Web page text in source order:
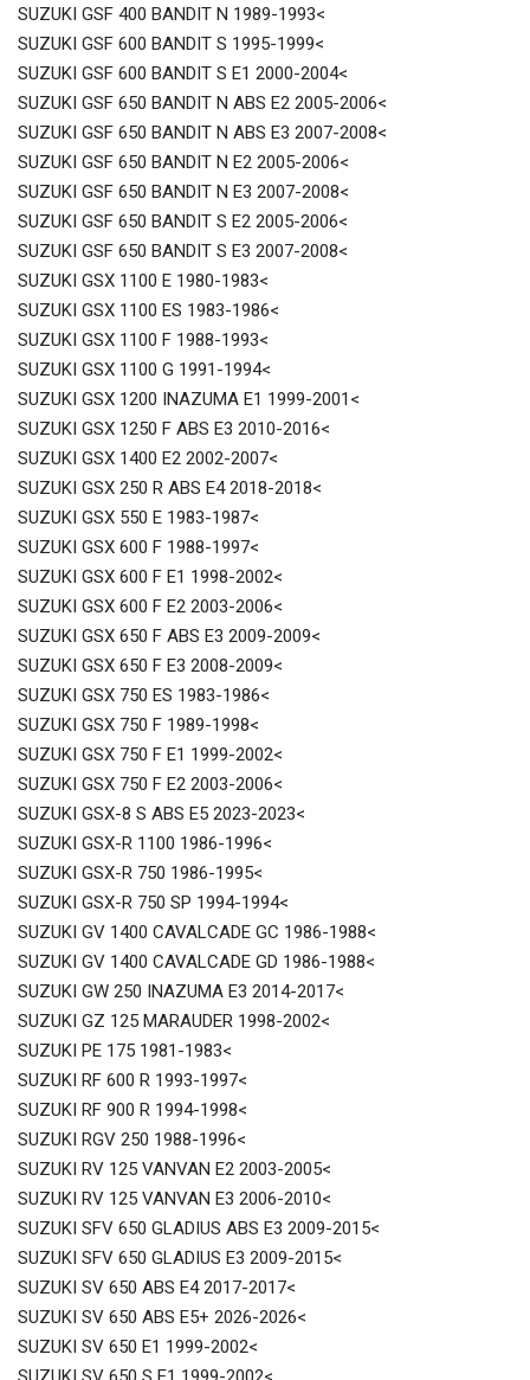
SUZUKI GSF 400 BANDIT N 1989-1993<
SUZUKI GSF 600 BANDIT S 1995-1999<
SUZUKI GSF 600 BANDIT S E1 2000-2004<
SUZUKI GSF 650 BANDIT N ABS E2 2005-2006<
SUZUKI GSF 650 BANDIT N ABS E3 2007-2008<
SUZUKI GSF 650 BANDIT N E2 2005-2006<
SUZUKI GSF 650 BANDIT N E3 2007-2008<
SUZUKI GSF 650 BANDIT S E2 2005-2006<
SUZUKI GSF 650 BANDIT S E3 2007-2008<
SUZUKI GSX 1100 E 1980-1983<
SUZUKI GSX 1100 ES 1983-1986<
SUZUKI GSX 1100 F 1988-1993<
SUZUKI GSX 1100 G 1991-1994<
SUZUKI GSX 1200 INAZUMA E1 1999-2001<
SUZUKI GSX 1250 F ABS E3 2010-2016<
SUZUKI GSX 1400 E2 2002-2007<
SUZUKI GSX 250 R ABS E4 2018-2018<
SUZUKI GSX 550 E 1983-1987<
SUZUKI GSX 600 F 1988-1997<
SUZUKI GSX 600 F E1 1998-2002<
SUZUKI GSX 600 F E2 2003-2006<
SUZUKI GSX 650 F ABS E3 2009-2009<
SUZUKI GSX 650 F E3 2008-2009<
SUZUKI GSX 750 ES 1983-1986<
SUZUKI GSX 750 F 1989-1998<
SUZUKI GSX 750 F E1 1999-2002<
SUZUKI GSX 750 F E2 2003-2006<
SUZUKI GSX-8 S ABS E5 2023-2023<
SUZUKI GSX-R 1100 1986-1996<
SUZUKI GSX-R 750 1986-1995<
SUZUKI GSX-R 750 SP 1994-1994<
SUZUKI GV 1400 CAVALCADE GC 1986-1988<
SUZUKI GV 1400 CAVALCADE GD 1986-1988<
SUZUKI GW 250 INAZUMA E3 2014-2017<
SUZUKI GZ 125 MARAUDER 1998-2002<
SUZUKI PE 175 1981-1983<
SUZUKI RF 600 R 1993-1997<
SUZUKI RF 900 R 1994-1998<
SUZUKI RGV 250 1988-1996<
SUZUKI RV 125 VANVAN E2 2003-2005<
SUZUKI RV 125 VANVAN E3 2006-2010<
SUZUKI SFV 650 GLADIUS ABS E3 2009-2015<
SUZUKI SFV 650 GLADIUS E3 2009-2015<
SUZUKI SV 650 ABS E4 2017-2017<
SUZUKI SV 650 ABS E5+ 2026-2026<
SUZUKI SV 650 E1 1999-2002<